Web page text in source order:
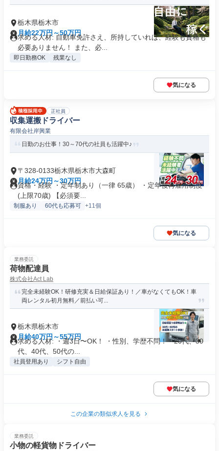
栃木県栃木市
月給22万円～50万円
求める人材: 自動車免許さえ、所持していれば、経験も資格も
必要ありません！ また、必...
即日勤務OK 残業なし
気になる
正社員
収集運搬ドライバー
有限会社岸興業
日勤のお仕事！30～70代の社員も活躍中♪
〒328-0133栃木県栃木市大森町
月給24万円～30万円
資格・経験 ・定年制あり（一律 65歳） ・定年後再雇用制度
(上限70歳) 【必須要...
制服あり 60代も応募可 +11個
気になる
業務委託
荷物配達員
株式会社Act Lab
完全未経験OK！研修充実＆日給保証あり！／車がなくてもOK！車
両レンタル初月無料／前払い可...
栃木県栃木市
月給40万円～55万円
求める人材: ・週3日〜OK！ ・性別、学歴不問！・20代、30
代、40代、50代の...
社員登用あり シフト自由
気になる
この企業の類似求人を見る
業務委託
小物の軽貨物ドライバー